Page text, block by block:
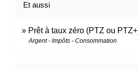
Et aussi
Prêt à taux zéro (PTZ ou
Argent - Impôts - Consommation